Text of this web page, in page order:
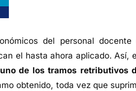
del personal docente
el hasta ahora aplicado. Así,
de los tramos retributivos
obtenido, toda vez que